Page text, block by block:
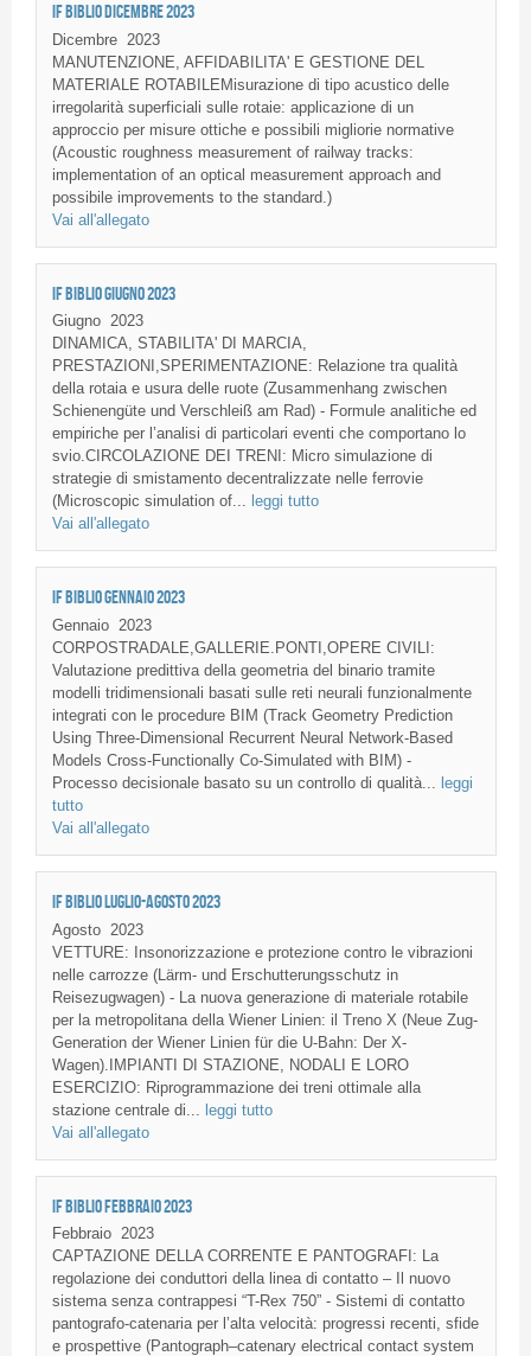
IF BIBLIO DICEMBRE 2023
Dicembre
2023
MANUTENZIONE, AFFIDABILITA' E GESTIONE DEL
MATERIALE ROTABILEMisurazione di tipo acustico delle
irregolarità superficiali sulle rotaie: applicazione di un
approccio per misure ottiche e possibili migliorie normative
(Acoustic roughness measurement of railway tracks:
implementation of an optical measurement approach and
possibile improvements to the standard.)
Vai all'allegato
IF BIBLIO GIUGNO 2023
Giugno 2023
DINAMICA, STABILITA' DI MARCIA,
PRESTAZIONI,SPERIMENTAZIONE: Relazione tra qualità
della rotaia e usura delle ruote (Zusammenhang zwischen
Schienengüte und Verschleiß am Rad) - Formule analitiche ed
empiriche per l’analisi di particolari eventi che comportano lo
svio.CIRCOLAZIONE DEI TRENI: Micro simulazione di
strategie di smistamento decentralizzate nelle ferrovie
(Microscopic simulation of... leggi tutto
Vai all'allegato
IF BIBLIO GENNAIO 2023
Gennaio
2023
CORPOSTRADALE,GALLERIE.PONTI,OPERE CIVILI:
Valutazione predittiva della geometria del binario tramite
modelli tridimensionali basati sulle reti neurali funzionalmente
integrati con le procedure BIM (Track Geometry Prediction
Using Three-Dimensional Recurrent Neural Network-Based
Models Cross-Functionally Co-Simulated with BIM) -
Processo decisionale basato su un controllo di qualità...
leggi
tutto
Vai all'allegato
IF BIBLIO LUGLIO-AGOSTO 2023
Agosto
2023
VETTURE: Insonorizzazione e protezione contro le vibrazioni
nelle carrozze (Lärm- und Erschutterungsschutz in
Reisezugwagen) - La nuova generazione di materiale rotabile
per la metropolitana della Wiener Linien: il Treno X (Neue Zug-
Generation der Wiener Linien für die U-Bahn: Der X-
Wagen).IMPIANTI DI STAZIONE, NODALI E LORO
ESERCIZIO: Riprogrammazione dei treni ottimale alla
stazione centrale di... leggi tutto
Vai all'allegato
IF BIBLIO FEBBRAIO 2023
Febbraio 2023
CAPTAZIONE DELLA CORRENTE E PANTOGRAFI: La
regolazione dei conduttori della linea di contatto – Il nuovo
sistema senza contrappesi “T-Rex 750” - Sistemi di contatto
pantografo-catenaria per l’alta velocità: progressi recenti, sfide
e prospettive (Pantograph–catenary electrical contact system